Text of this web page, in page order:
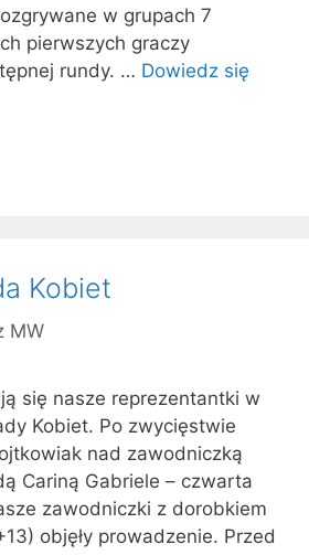
w grupach 7
pierwszych graczy
rundy. … Dowiedz się
Kobiet
MW
się nasze reprezentantki w
Kobiet. Po zwycięstwie
nad zawodniczką
Cariną Gabriele – czwarta
zawodniczki z dorobkiem
objęły prowadzenie. Przed